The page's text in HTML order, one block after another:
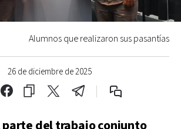
26 de diciembre de 2025
Alumnos que realizaron sus pasantías
parte del trabajo conjunto